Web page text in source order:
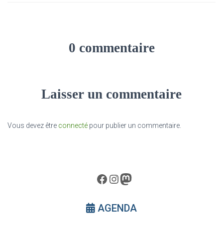
0 commentaire
Laisser un commentaire
Vous devez être connecté pour publier un commentaire.
Facebook InstagramMastodon
AGENDA